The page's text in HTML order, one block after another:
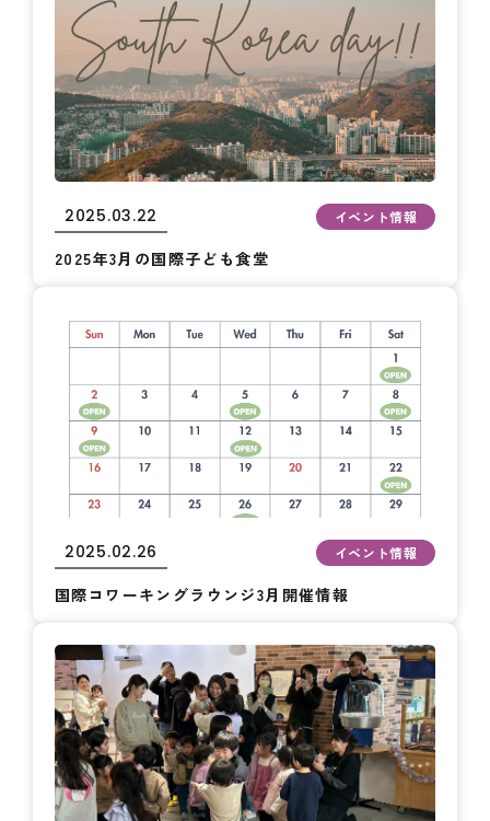
2025.03.22 イベント情報
2025年3月の国際子ども食堂
2025.02.26 イベント情報
国際コワーキングラウンジ3月開催情報